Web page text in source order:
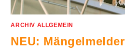
ARCHIV ALLGEMEIN
NEU: Mängelmelder